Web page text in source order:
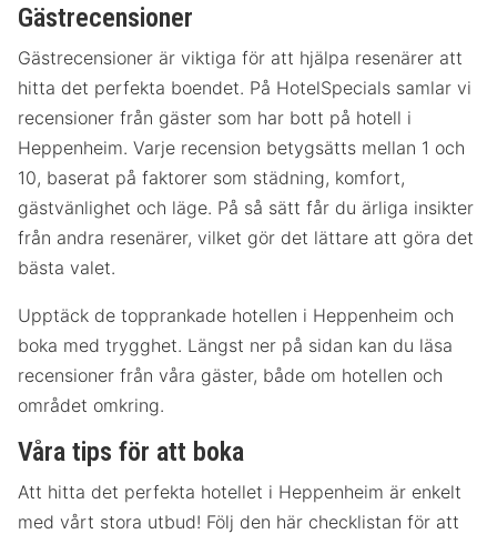
Gästrecensioner
Gästrecensioner är viktiga för att hjälpa resenärer att
hitta det perfekta boendet. På HotelSpecials samlar vi
recensioner från gäster som har bott på hotell i
Heppenheim. Varje recension betygsätts mellan 1 och
10, baserat på faktorer som städning, komfort,
gästvänlighet och läge. På så sätt får du ärliga insikter
från andra resenärer, vilket gör det lättare att göra det
bästa valet.
Upptäck de topprankade hotellen i Heppenheim och
boka med trygghet. Längst ner på sidan kan du läsa
recensioner från våra gäster, både om hotellen och
området omkring.
Våra tips för att boka
Att hitta det perfekta hotellet i Heppenheim är enkelt
med vårt stora utbud! Följ den här checklistan för att